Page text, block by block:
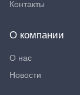
Контакты
О компании
О нас
Новости